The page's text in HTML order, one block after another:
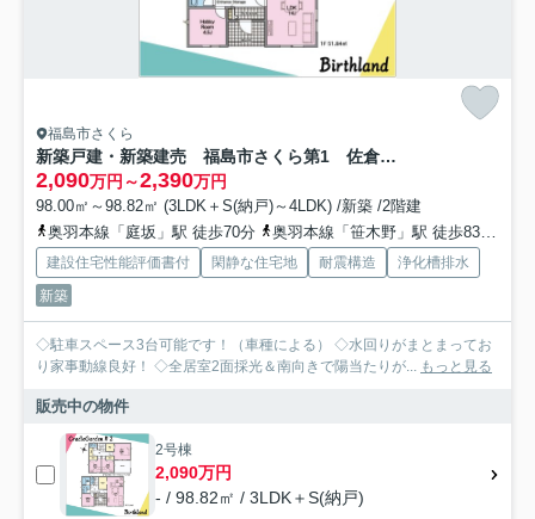
福島市さくら
新築戸建・新築建売 福島市さくら第1 佐倉小・西信中
2,090万円～2,390万円
98.00㎡～98.82㎡ (3LDK＋S(納戸)～4LDK) /新築 /2階建
奥羽本線「庭坂」駅 徒歩70分
奥羽本線「笹木野」駅 徒歩83分
建設住宅性能評価書付 閑静な住宅地 耐震構造
浄化槽排水
新築
◇駐車スペース3台可能です！（車種による） ◇水回りがまとまってお
り家事動線良好！ ◇全居室2面採光＆南向きで陽当たりが... もっと見る
販売中の物件
2号棟
2,090万円
- / 98.82㎡ / 3LDK＋S(納戸)